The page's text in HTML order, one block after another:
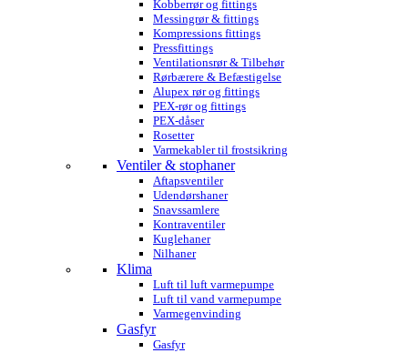
Kobberrør og fittings
Messingrør & fittings
Kompressions fittings
Pressfittings
Ventilationsrør & Tilbehør
Rørbærere & Befæstigelse
Alupex rør og fittings
PEX-rør og fittings
PEX-dåser
Rosetter
Varmekabler til frostsikring
Ventiler & stophaner
Aftapsventiler
Udendørshaner
Snavssamlere
Kontraventiler
Kuglehaner
Nilhaner
Klima
Luft til luft varmepumpe
Luft til vand varmepumpe
Varmegenvinding
Gasfyr
Gasfyr